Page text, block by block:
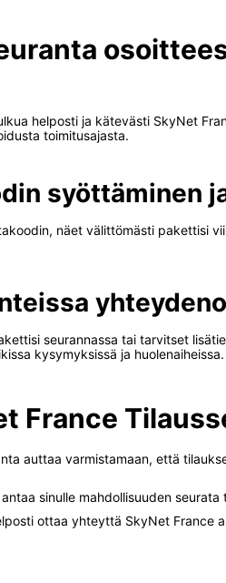
helposti ja kätevästi SkyNet
toimitusajasta.
syöttäminen
näet välittömästi pakettisi
seurannassa tai tarvitset
kysymyksissä ja huolenaiheissa.
France
auttaa varmistamaan, että
sinulle mahdollisuuden
ottaa yhteyttä SkyNet France